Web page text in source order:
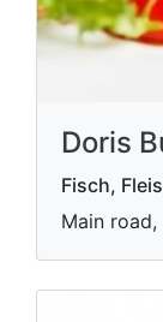
Doris
Fisch,
Main road,